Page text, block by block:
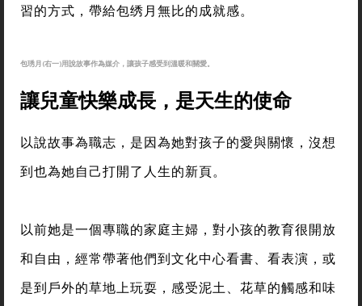
習的方式，帶給包绣月無比的成就感。
包琇月(右一)用說故事作為媒介，讓孩子感受到溫暖和關愛。
讓兒童快樂成長，是天生的使命
以說故事為職志，是因為她對孩子的愛與關懷，沒想
到也為她自己打開了人生的新頁。
以前她是一個專職的家庭主婦，對小孩的教育很開放
和自由，經常帶著他們到文化中心看書、看表演，或
是到戶外的草地上玩耍，感受泥土、花草的觸感和味